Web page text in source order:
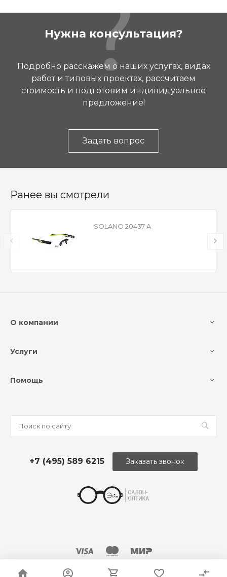
Нужна консультация?
Подробно расскажем о наших услугах, видах
работ и типовых проектах, рассчитаем
стоимость и подготовим индивидуальное
предложение!
Задать вопрос
Ранее вы смотрели
SOLANO 20437 A
О компании
Услуги
Помощь
+7 (495) 589 6215 Заказать звонок